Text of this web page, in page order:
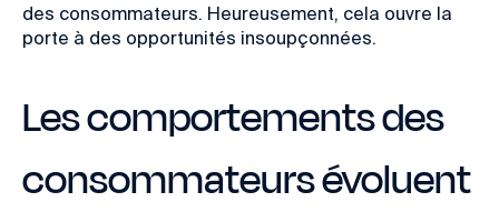
des consommateurs. Heureusement, cela ouvre la
porte à des opportunités insoupçonnées.
Les comportements des
consommateurs évoluent